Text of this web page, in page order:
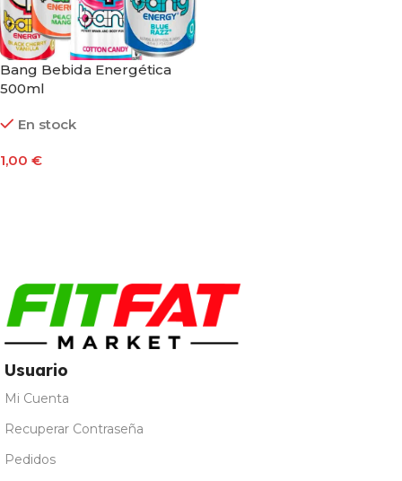
Bang Bebida Energética
500ml
En stock
1,00 €
Usuario
Mi Cuenta
Recuperar Contraseña
Pedidos